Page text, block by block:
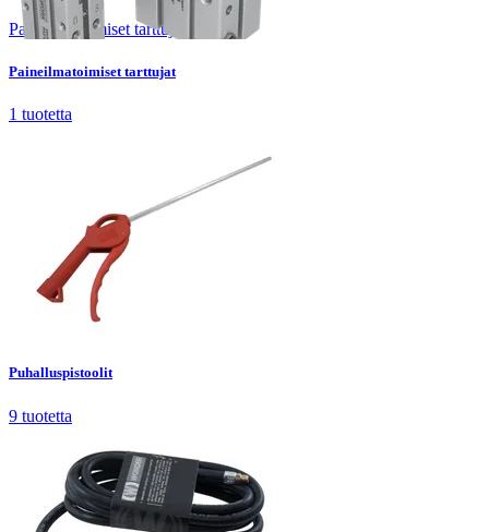
Paineilmatoimiset tarttujat tuotetta
Paineilmatoimiset tarttujat
1 tuotetta
Puhalluspistoolit
9 tuotetta